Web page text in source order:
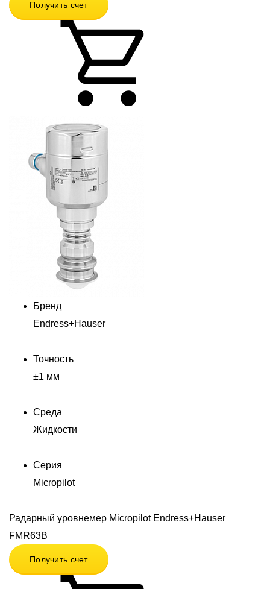
Получить счет
Бренд
Endress+Hauser
Точность
±1 мм
Среда
Жидкости
Серия
Micropilot
Радарный уровнемер Micropilot Endress+Hauser
FMR63B
Получить счет